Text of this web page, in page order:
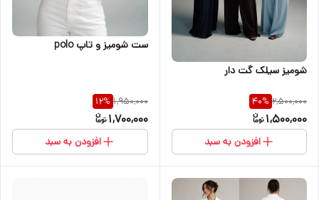
شومیز سیلک‌ گت دار
2,500,000
40%
1,500,000
افزودن به سبد
ست شومیز و تاپ polo
1,950,000
12%
1,700,000
افزودن به سبد